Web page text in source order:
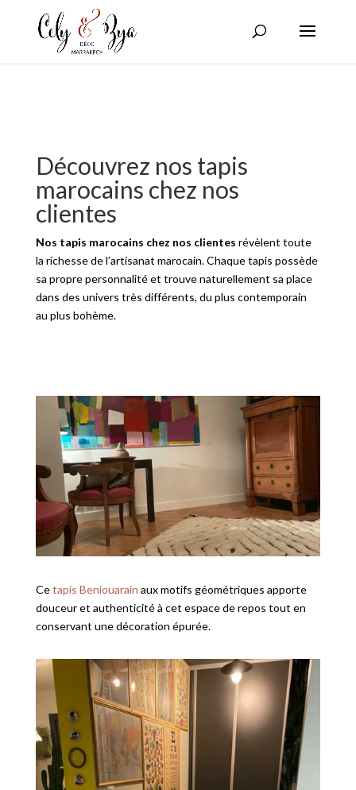
Découvrez nos tapis
marocains chez nos
clientes
Nos tapis marocains chez nos clientes révèlent toute
la richesse de l’artisanat marocain. Chaque tapis possède
sa propre personnalité et trouve naturellement sa place
dans des univers très différents, du plus contemporain
au plus bohème.
Cetapis Beniouarain aux motifs géométriques apporte
douceur et authenticité à cet espace de repos tout en
conservant une décoration épurée.